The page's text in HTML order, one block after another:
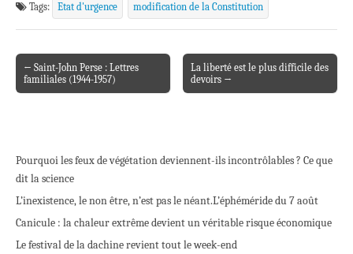
Tags: Etat d'urgence modification de la Constitution
Post navigation
← Saint-John Perse : Lettres
familiales (1944-1957)
La liberté est le plus difficile des
devoirs →
Pourquoi les feux de végétation deviennent-ils incontrôlables ? Ce que
dit la science
L’inexistence, le non être, n’est pas le néant.L’éphéméride du 7 août
Canicule : la chaleur extrême devient un véritable risque économique
Le festival de la dachine revient tout le week-end